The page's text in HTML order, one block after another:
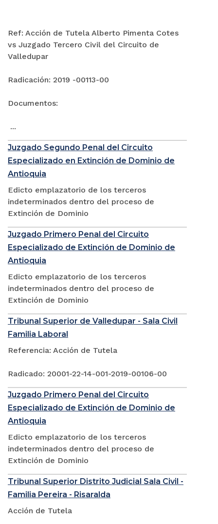
Ref: Acción de Tutela Alberto Pimenta Cotes
vs Juzgado Tercero Civil del Circuito de
Valledupar
Radicación: 2019 -00113-00
Documentos:
...
Juzgado Segundo Penal del Circuito
Especializado en Extinción de Dominio de
Antioquia
Edicto emplazatorio de los terceros
indeterminados dentro del proceso de
Extinción de Dominio
Juzgado Primero Penal del Circuito
Especializado de Extinción de Dominio de
Antioquia
Edicto emplazatorio de los terceros
indeterminados dentro del proceso de
Extinción de Dominio
Tribunal Superior de Valledupar - Sala Civil
Familia Laboral
Referencia: Acción de Tutela
Radicado: 20001-22-14-001-2019-00106-00
Juzgado Primero Penal del Circuito
Especializado de Extinción de Dominio de
Antioquia
Edicto emplazatorio de los terceros
indeterminados dentro del proceso de
Extinción de Dominio
Tribunal Superior Distrito Judicial Sala Civil -
Familia Pereira - Risaralda
Acción de Tutela